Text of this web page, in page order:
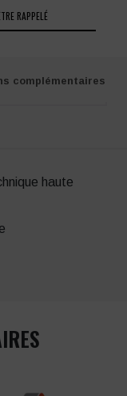
RAPPELÉ
complémentaires
haute